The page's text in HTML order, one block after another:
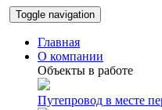
Toggle navigation
Главная
О компании
Объекты в работе
Путепровод в месте